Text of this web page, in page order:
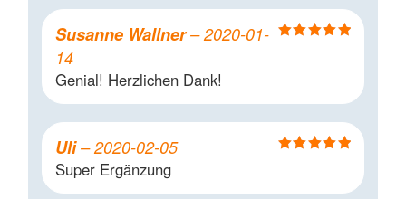
Susanne Wallner– 2020-01-
14
Genial! Herzlichen Dank!
Uli– 2020-02-05
Super Ergänzung